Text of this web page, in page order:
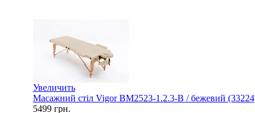
Увеличить
Масажний стіл Vigor BM2523-1.2.3-B / бежевий
5499 грн.